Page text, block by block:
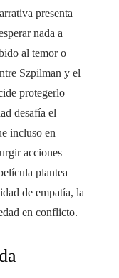
presenta
nada a
al temor o
Szpilman y el
protegerlo
desafía el
incluso en
acciones
plantea
de empatía, la
en conflicto.